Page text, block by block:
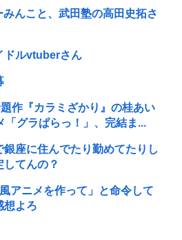
んこと、武田塾の高田史拓さ
ドルvtuberさん
作『カラミざかり』の桂あい
「グラぱらっ！」、完結ま...
座に住んでたり勤めてたりし
てんの？
アニメを作って」と命令して
想よろ